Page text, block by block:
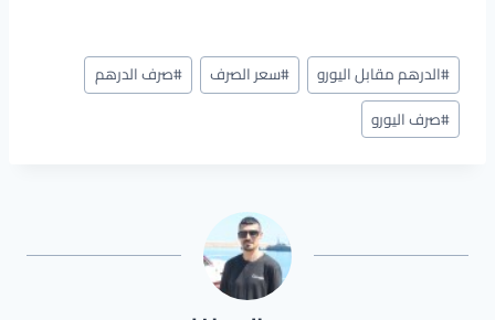
وسوم
المقال:
#الدرهم مقابل اليورو #سعر الصرف #صرف الدرهم
#صرف اليورو